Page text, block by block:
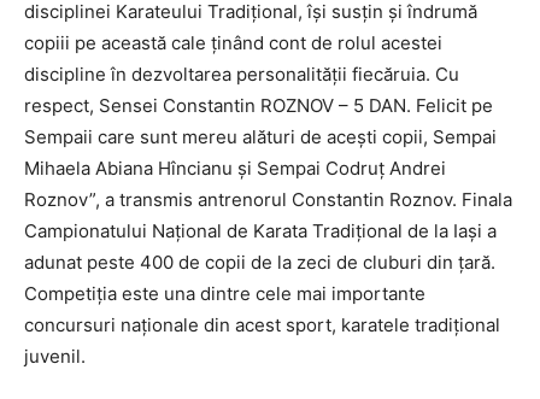
disciplinei Karateului Tradițional, își susțin și îndrumă
copiii pe această cale ținând cont de rolul acestei
discipline în dezvoltarea personalității fiecăruia. Cu
respect, Sensei Constantin ROZNOV – 5 DAN. Felicit pe
Sempaii care sunt mereu alături de acești copii, Sempai
Mihaela Abiana Hîncianu și Sempai Codruț Andrei
Roznov”, a transmis antrenorul Constantin Roznov. Finala
Campionatului Național de Karata Tradițional de la Iași a
adunat peste 400 de copii de la zeci de cluburi din țară.
Competiția este una dintre cele mai importante
concursuri naționale din acest sport, karatele tradițional
juvenil.